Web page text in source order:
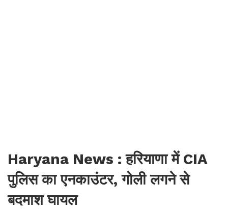
Haryana News : हरियाणा में CIA
पुलिस का एनकाउंटर, गोली लगने से
बदमाश घायल